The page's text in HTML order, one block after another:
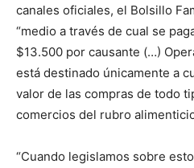
canales oficiales, el Bolsillo
“medio a través de cual se
$13.500 por causante (…)
está destinado únicamente a
valor de las compras de todo
comercios del rubro
“Cuando legislamos sobre